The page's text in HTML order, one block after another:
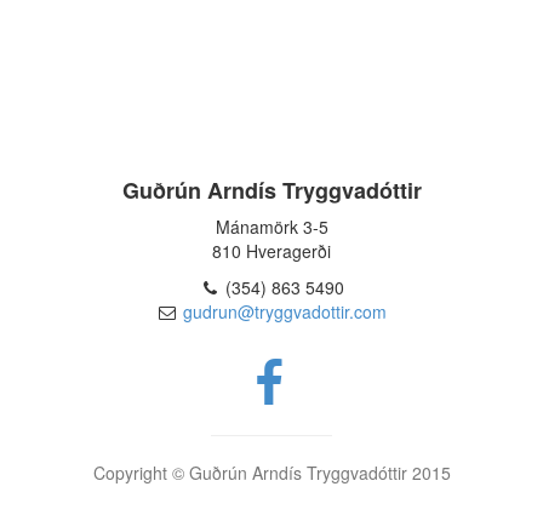
Guðrún Arndís Tryggvadóttir
Mánamörk 3-5
810 Hveragerði
(354) 863 5490
gudrun@tryggvadottir.com
Copyright © Guðrún Arndís Tryggvadóttir 2015